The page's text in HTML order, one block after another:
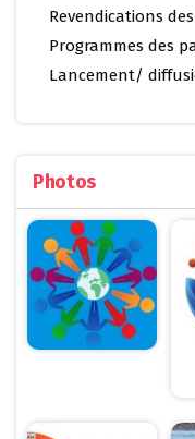
Revendications
Programmes des
Lancement/
Photos